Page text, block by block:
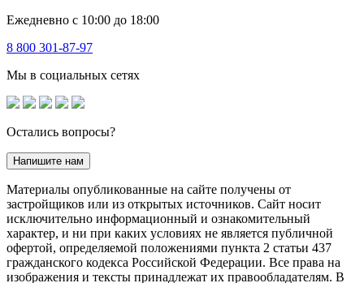
Ежедневно с 10:00 до 18:00
8 800 301-87-97
Мы в социальных сетях
Остались вопросы?
Напишите нам
Материалы опубликованные на сайте получены от
застройщиков или из открытых источников. Сайт носит
исключительно информационный и ознакомительный
характер, и ни при каких условиях не является публичной
офертой, определяемой положениями пункта 2 статьи 437
гражданского кодекса Российской Федерации. Все права на
изображения и тексты принадлежат их правообладателям. В